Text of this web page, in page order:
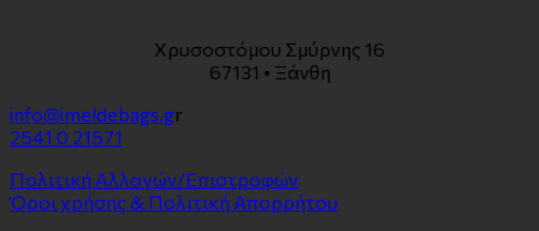
Χρυσοστόμου Σμύρνης 16
67131 • Ξάνθη
info@imeldebags.gr
2541 0 21571
Πολιτική Αλλαγών/Επιστροφών
Όροι χρήσης & Πολιτική Απορρήτου